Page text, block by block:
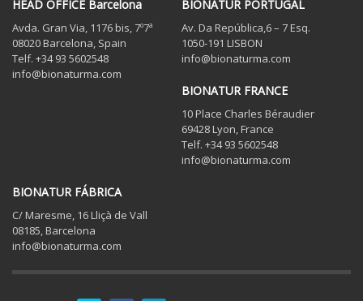
HEAD OFFICE Barcelona
Avda. Gran Via, 1176 bis, 7º7ª
08020 Barcelona, Spain
Telf. +34 93 5602548
info@bionaturma.com
BIONATUR PORTUGAL
Av. Da República,6 – 7 Esq.
1050-191 LISBON
info@bionaturma.com
BIONATUR FRANCE
10 Place Charles Béraudier
69428 Lyon, France
Telf. +34 93 5602548
info@bionaturma.com
BIONATUR FÁBRICA
C/ Maresme, 16 Lliçà de Vall
08185, Barcelona
info@bionaturma.com